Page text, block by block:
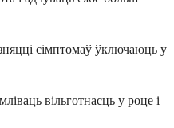
сімптомаў ўключаюць у
вільготнасць у роце і